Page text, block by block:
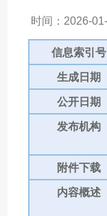
时间：2026-
信息索引号
生成日期
公开日期
发布机构
附件下载
内容概述